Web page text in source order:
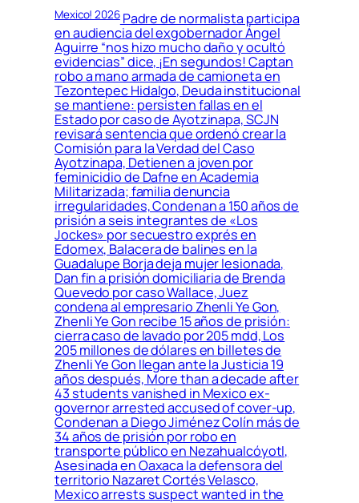
Mexico! 2026Padre de normalista participa
en audiencia del exgobernador Ángel
Aguirre “nos hizo mucho daño y ocultó
evidencias” dice, ¡En segundos! Captan
robo a mano armada de camioneta en
Tezontepec Hidalgo, Deuda institucional
se mantiene: persisten fallas en el
Estado por caso de Ayotzinapa, SCJN
revisará sentencia que ordenó crear la
Comisión para la Verdad del Caso
Ayotzinapa, Detienen a joven por
feminicidio de Dafne en Academia
Militarizada; familia denuncia
irregularidades, Condenan a 150 años de
prisión a seis integrantes de «Los
Jockes» por secuestro exprés en
Edomex, Balacera de balines en la
Guadalupe Borja deja mujer lesionada,
Dan fin a prisión domiciliaria de Brenda
Quevedo por caso Wallace, Juez
condena al empresario Zhenli Ye Gon,
Zhenli Ye Gon recibe 15 años de prisión:
cierra caso de lavado por 205 mdd, Los
205 millones de dólares en billetes de
Zhenli Ye Gon llegan ante la Justicia 19
años después, More than a decade after
43 students vanished in Mexico ex-
governor arrested accused of cover-up,
Condenan a Diego Jiménez Colín más de
34 años de prisión por robo en
transporte público en Nezahualcóyotl,
Asesinada en Oaxaca la defensora del
territorio Nazaret Cortés Velasco,
Mexico arrests suspect wanted in the